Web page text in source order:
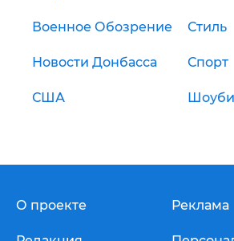
Военное Обозрение Стиль
Новости Донбасса Спорт
США
О проекте Реклама